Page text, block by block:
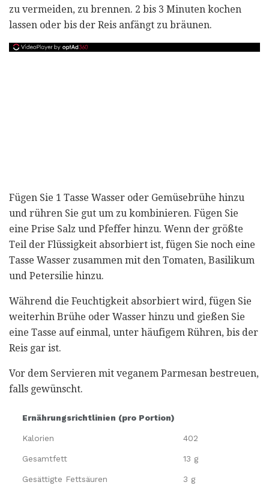
zu vermeiden, zu brennen. 2 bis 3 Minuten kochen
lassen oder bis der Reis anfängt zu bräunen.
Fügen Sie 1 Tasse Wasser oder Gemüsebrühe hinzu
und rühren Sie gut um zu kombinieren. Fügen Sie
eine Prise Salz und Pfeffer hinzu. Wenn der größte
Teil der Flüssigkeit absorbiert ist, fügen Sie noch eine
Tasse Wasser zusammen mit den Tomaten, Basilikum
und Petersilie hinzu.
Während die Feuchtigkeit absorbiert wird, fügen Sie
weiterhin Brühe oder Wasser hinzu und gießen Sie
eine Tasse auf einmal, unter häufigem Rühren, bis der
Reis gar ist.
Vor dem Servieren mit veganem Parmesan bestreuen,
falls gewünscht.
Ernährungsrichtlinien (pro Portion)
Kalorien 402
Gesamtfett 13 g
Gesättigte Fettsäuren 3 g